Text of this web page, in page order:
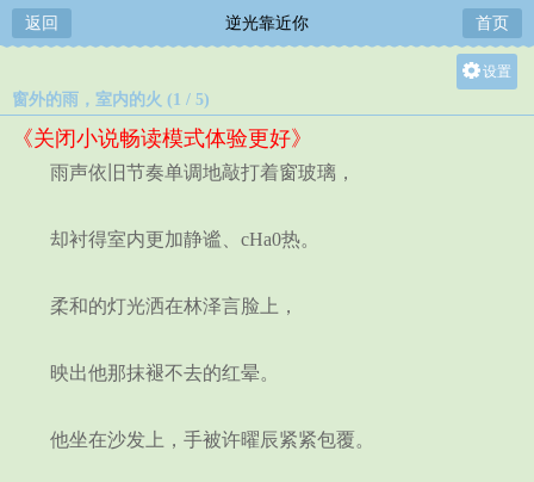
返回 逆光靠近你 首页
设置
窗外的雨，室内的火 (1 / 5)
《关闭小说畅读模式体验更好》
雨声依旧节奏单调地敲打着窗玻璃，
却衬得室内更加静谧、cHa0热。
柔和的灯光洒在林泽言脸上，
映出他那抹褪不去的红晕。
他坐在沙发上，手被许曜辰紧紧包覆。